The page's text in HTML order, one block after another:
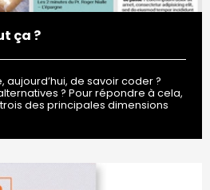
ça ?
aujourd’hui, de savoir coder ?
? Pour répondre à cela,
des principales dimensions